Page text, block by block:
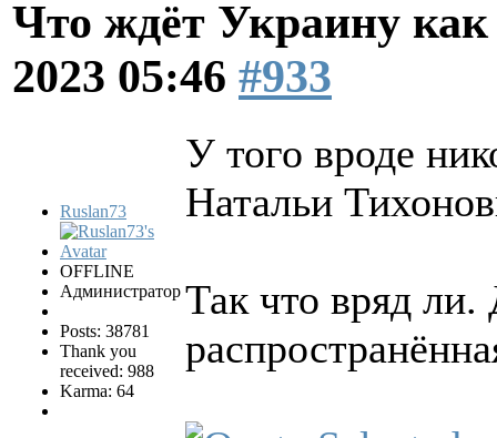
Что ждёт Украину
2023 05:46 #933
Ruslan73
OFFLINE
Администратор
Posts: 38781
Thank you
received: 988
Karma: 64
У того вроде
Натальи
Так что вряд